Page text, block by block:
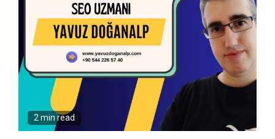
2 min read